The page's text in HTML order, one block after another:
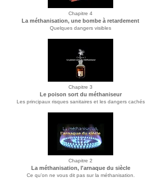
Chapitre 4
La méthanisation, une bombe à retardement
Quelques dangers visibles
Chapitre 3
Le poison sort du méthaniseur
Les principaux risques sanitaires et les dangers cachés
Chapitre 2
La méthanisation, l'arnaque du siècle
Ce qu'on ne vous dit pas sur la méthanisation.